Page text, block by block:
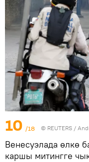
10 /18 © REUTERS /
Венесуэлада өлкө
каршы митингге